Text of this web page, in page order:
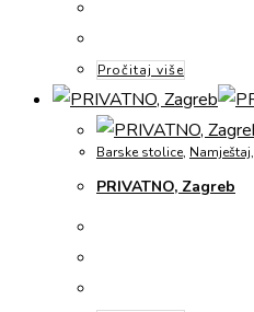
Pročitaj više
Barske stolice, Namještaj,
PRIVATNO, Zagreb